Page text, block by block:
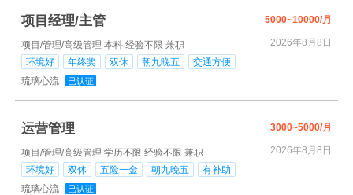
项目经理/主管 5000~10000/月
项目/管理/高级管理 本科 经验不限 兼职
2026年8月8日
环境好
年终奖 双休 朝九晚五
交通方便
琉璃心流
已认证
运营管理 3000~5000/月
项目/管理/高级管理 学历不限 经验不限 兼职
2026年8月8日
环境好
双休 五险一金 朝九晚五
有补助
琉璃心流
已认证